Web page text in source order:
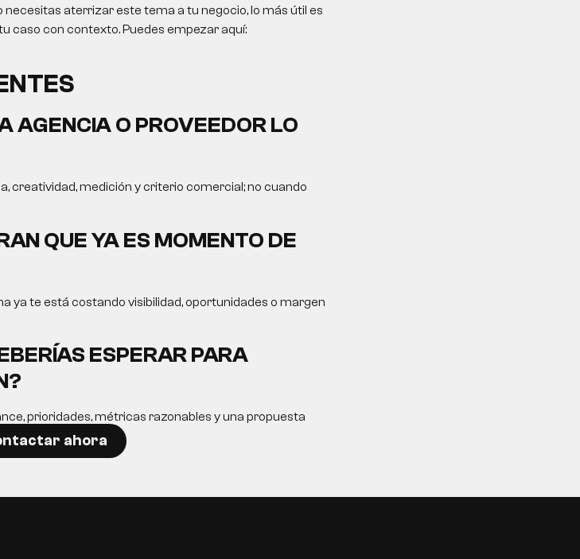
necesitas aterrizar este tema a tu negocio, lo más útil es
caso con contexto. Puedes empezar aquí:
AGENCIA O PROVEEDOR LO
creatividad, medición y criterio comercial; no cuando
QUE YA ES MOMENTO DE
ya te está costando visibilidad, oportunidades o margen
ESPERAR PARA
prioridades, métricas razonables y una propuesta
ahora